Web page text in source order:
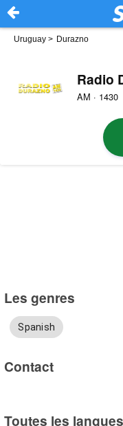
Uruguay > Durazno
Radio
AM · 1430
Les genres
Spanish
Contact
Toutes les langues